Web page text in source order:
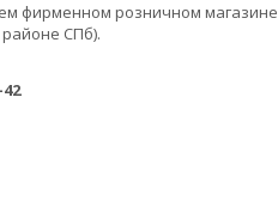
фирменном розничном
СПб).